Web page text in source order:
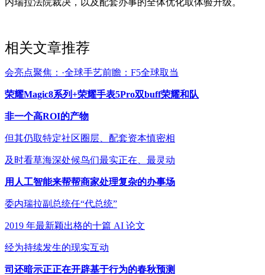
相关文章推荐
会亮点聚焦：·全球手艺前瞻：F5全球取当
荣耀Magic8系列+荣耀手表5Pro双buff荣耀和队
非一个高ROI的产物
但其仍取特定社区圈层、配套资本慎密相
及时看草海深处候鸟们最实正在、最灵动
用人工智能来帮帮商家处理复杂的办事场
委内瑞拉副总统任“代总统”
2019 年最新颖出格的十篇 AI 论文
经为持续发生的现实互动
司还暗示正正在开辟基于行为的春秋预测